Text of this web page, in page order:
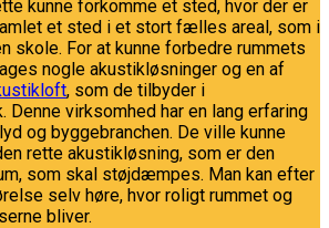
kunne forkomme et sted, hvor der er
et sted i et stort fælles areal, som i
skole. For at kunne forbedre rummets
nogle akustikløsninger og en af
, som de tilbyder i
Denne virksomhed har en lang erfaring
og byggebranchen. De ville kunne
rette akustikløsning, som er den
som skal støjdæmpes. Man kan efter
selv høre, hvor roligt rummet og
bliver.